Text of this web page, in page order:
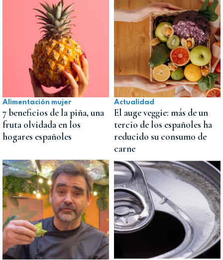
Alimentación mujer
7 beneficios de la piña, una
fruta olvidada en los
hogares españoles
Actualidad
El auge veggie: más de un
tercio de los españoles ha
reducido su consumo de
carne